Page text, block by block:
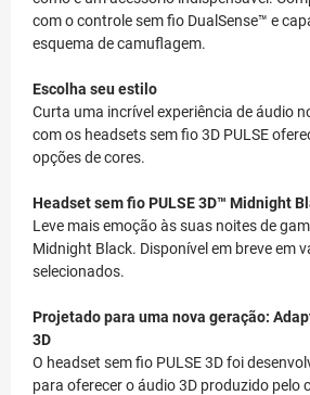
com o controle sem fio DualSense™ e
esquema de camuflagem.
Escolha seu estilo
Curta uma incrível experiência de áudio
com os headsets sem fio 3D PULSE
opções de cores.
Headset sem fio PULSE 3D™ Midnight
Leve mais emoção às suas noites de
Midnight Black. Disponível em breve em
selecionados.
Projetado para uma nova geração:
3D
O headset sem fio PULSE 3D foi
para oferecer o áudio 3D produzido pelo